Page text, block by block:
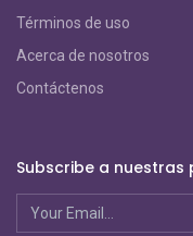
Términos de uso
Acerca de nosotros
Contáctenos
Subscribe a nuestras